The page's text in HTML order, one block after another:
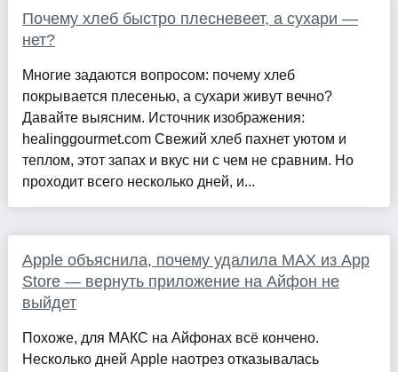
Почему хлеб быстро плесневеет, а сухари —
нет?
Многие задаются вопросом: почему хлеб
покрывается плесенью, а сухари живут вечно?
Давайте выясним. Источник изображения:
healinggourmet.com Свежий хлеб пахнет уютом и
теплом, этот запах и вкус ни с чем не сравним. Но
проходит всего несколько дней, и...
Apple объяснила, почему удалила MAX из App
Store — вернуть приложение на Айфон не
выйдет
Похоже, для МАКС на Айфонах всё кончено.
Несколько дней Apple наотрез отказывалась